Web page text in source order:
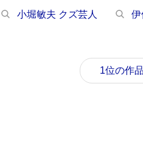
小堀敏夫 クズ芸人 伊
1位の作